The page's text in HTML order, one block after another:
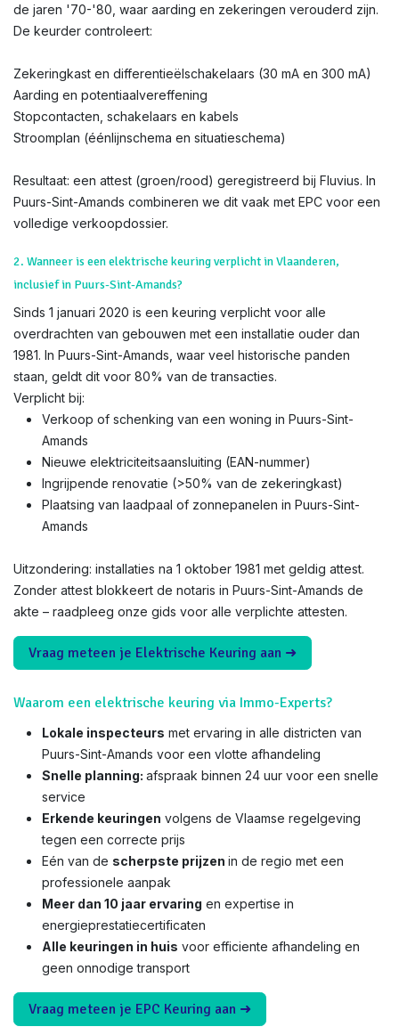
de jaren '70-'80, waar aarding en zekeringen verouderd zijn.
De keurder controleert:
Zekeringkast en differentieëlschakelaars (30 mA en 300 mA)
Aarding en potentiaalvereffening
Stopcontacten, schakelaars en kabels
Stroomplan (éénlijnschema en situatieschema)
Resultaat: een attest (groen/rood) geregistreerd bij Fluvius. In
Puurs-Sint-Amands combineren we dit vaak met EPC voor een
volledige verkoopdossier.
2. Wanneer is een elektrische keuring verplicht in Vlaanderen,
inclusief in Puurs-Sint-Amands?
Sinds 1 januari 2020 is een keuring verplicht voor alle
overdrachten van gebouwen met een installatie ouder dan
1981. In Puurs-Sint-Amands, waar veel historische panden
staan, geldt dit voor 80% van de transacties.
Verplicht bij:
Verkoop of schenking van een woning in Puurs-Sint-
Amands
Nieuwe elektriciteitsaansluiting (EAN-nummer)
Ingrijpende renovatie (>50% van de zekeringkast)
Plaatsing van laadpaal of zonnepanelen in Puurs-Sint-
Amands
Uitzondering: installaties na 1 oktober 1981 met geldig attest.
Zonder attest blokkeert de notaris in Puurs-Sint-Amands de
akte – raadpleeg onze gids voor alle verplichte attesten.
Vraag meteen je Elektrische Keuring aan ➜
Waarom een elektrische keuring via Immo-Experts?
Lokale inspecteurs met ervaring in alle districten van
Puurs-Sint-Amands voor een vlotte afhandeling
Snelle planning: afspraak binnen 24 uur voor een snelle
service
Erkende keuringen volgens de Vlaamse regelgeving
tegen een correcte prijs
Eén van de scherpste prijzen in de regio met een
professionele aanpak
Meer dan 10 jaar ervaring en expertise in
energieprestatiecertificaten
Alle keuringen in huis voor efficiente afhandeling en
geen onnodige transport
Vraag meteen je EPC Keuring aan ➜